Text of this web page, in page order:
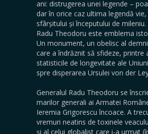
ani: distrugerea unei legende –
dar în orice caz ultima legendă vie,
sfârșitului și începutului de mileniu.
Radu Theodoru este emblema
Un monument, un obelisc al
care a îndrăznit să sfideze, printre
statisticile de longevitate ale
spre disperarea Ursulei von der
Generalul Radu Theodoru se
marilor generali ai Armatei
Ieremia Grigorescu încoace. A
vremuri neatins de toxinele
și al celui globalist care i-a urmat